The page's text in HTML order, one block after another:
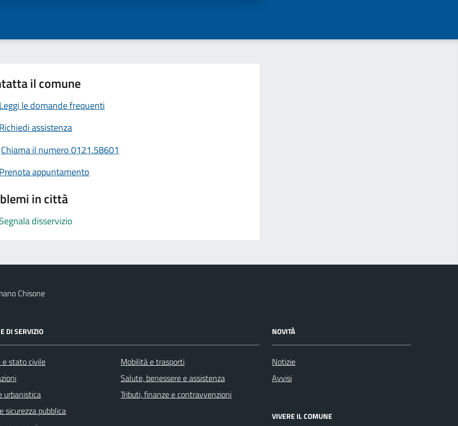
il comune
Leggi le domande frequenti
Richiedi assistenza
Chiama il numero 0121.58601
Prenota appuntamento
in città
Segnala disservizio
Chisone
DI SERVIZIO
e stato civile
urbanistica
sicurezza pubblica
Mobilità e trasporti
Salute, benessere e assistenza
Tributi, finanze e contravvenzioni
NOVITÀ
Notizie
Avvisi
VIVERE IL COMUNE